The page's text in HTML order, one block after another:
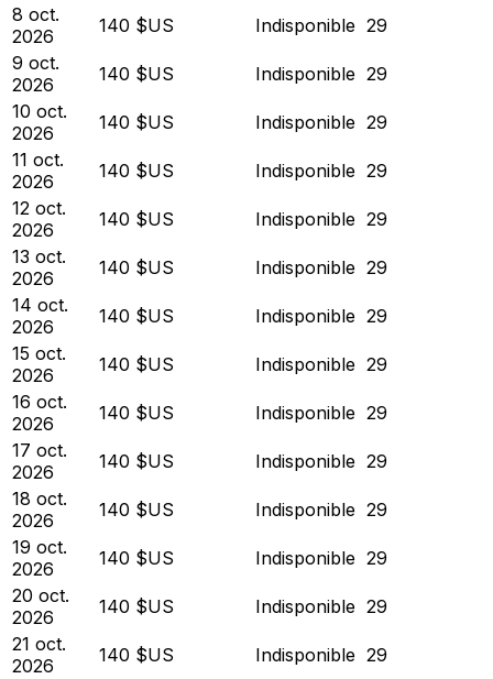
8 oct.
2026
140 $US Indisponible 29
9 oct.
2026
140 $US Indisponible 29
10 oct.
2026
140 $US Indisponible 29
11 oct.
2026
140 $US Indisponible 29
12 oct.
2026
140 $US Indisponible 29
13 oct.
2026
140 $US Indisponible 29
14 oct.
2026
140 $US Indisponible 29
15 oct.
2026
140 $US Indisponible 29
16 oct.
2026
140 $US Indisponible 29
17 oct.
2026
140 $US Indisponible 29
18 oct.
2026
140 $US Indisponible 29
19 oct.
2026
140 $US Indisponible 29
20 oct.
2026
140 $US Indisponible 29
21 oct.
2026
140 $US Indisponible 29